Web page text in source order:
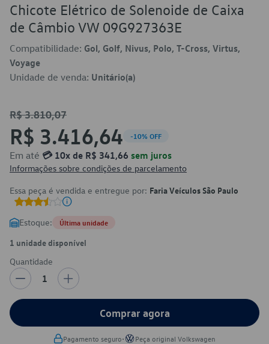
Chicote Elétrico de Solenoide de Caixa
de Câmbio VW 09G927363E
Compatibilidade: Gol, Golf, Nivus, Polo, T-Cross, Virtus,
Voyage
Unidade de venda: Unitário(a)
R$ 3.810,07
R$ 3.416,64 -10% OFF
Em até 💳 10x de R$ 341,66 sem juros
Informações sobre condições de parcelamento
Essa peça é vendida e entregue por: Faria Veículos São Paulo
Estoque: Última unidade
1 unidade disponível
Quantidade
1
Comprar agora
Pagamento seguro• Peça original Volkswagen